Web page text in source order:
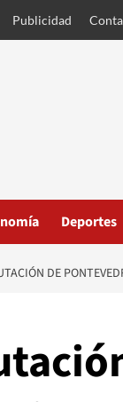
Publicidad
Deportes
DE